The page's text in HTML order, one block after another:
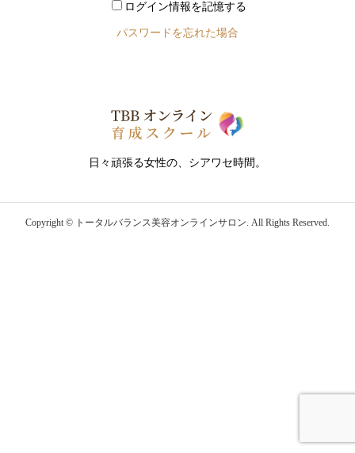
ログイン情報を記憶する
パスワードを忘れた場合
日々頑張る女性の、シアワセ時間。
Copyright © トータルバランス美容オンラインサロン. All Rights Reserved.